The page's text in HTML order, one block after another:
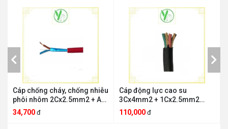
Thu gọn
Cáp chống cháy, chống nhiễu
phôi nhôm 2Cx2.5mm2 + AL
+ E Imatek 2Cx2.5mm2 + AL +
34,700 đ
Cáp động lực cao su
3Cx4mm2 + 1Cx2.5mm2
Imatek 3Cx4mm2 +
1Cx2.5mm2
110,000 đ